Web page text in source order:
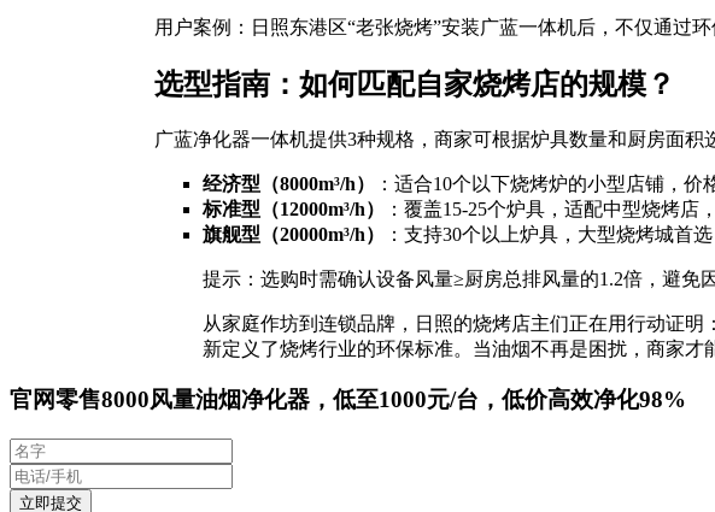
用户案例：日照东港区“老张烧烤”安装广蓝一体机后，不仅通过
选型指南：如何匹配自家烧烤店的规模？
广蓝净化器一体机提供3种规格，商家可根据炉具数量和厨房面积
经济型（8000m³/h）
：适合10个以下烧烤炉的小型店铺，价
标准型（12000m³/h）
：覆盖15-25个炉具，适配中型烧烤店
旗舰型（20000m³/h）
：支持30个以上炉具，大型烧烤城首选
提示：选购时需确认设备风量≥厨房总排风量的1.2倍，避免
从家庭作坊到连锁品牌，日照的烧烤店主们正在用行动证
新定义了烧烤行业的环保标准。当油烟不再是困扰，商家才
官网零售8000风量油烟净化器，低至1000元/台，低价高效净化98%